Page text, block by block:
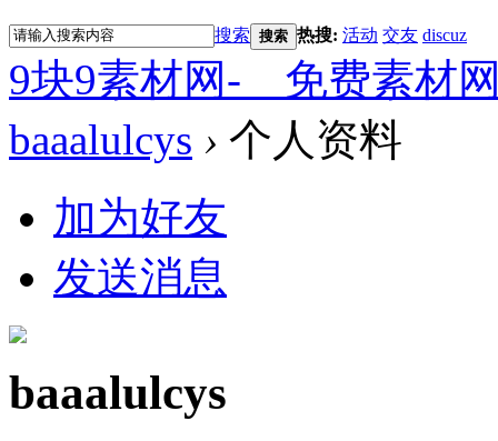
搜索 搜索 热搜: 活动 交友 discuz
9块9素材网-＿免费素材
baaalulcys › 个人资料
加为好友
发送消息
baaalulcys